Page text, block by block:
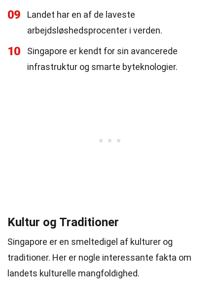
09
Landet har en af de laveste
arbejdsløshedsprocenter i verden.
10
Singapore er kendt for sin avancerede
infrastruktur og smarte byteknologier.
Kultur og Traditioner
Singapore er en smeltedigel af kulturer og
traditioner. Her er nogle interessante fakta om
landets kulturelle mangfoldighed.